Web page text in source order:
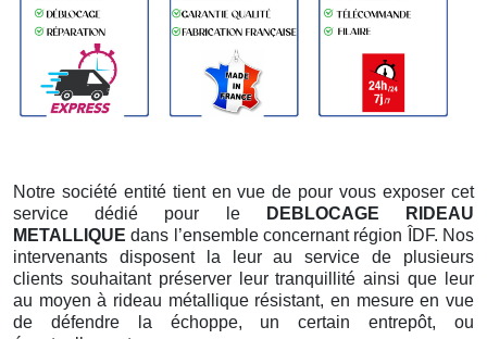
Notre société entité tient en vue de pour vous exposer cet
service dédié pour le
DEBLOCAGE RIDEAU
METALLIQUE dans l’ensemble concernant région ÎDF. Nos
intervenants disposent la leur au service de plusieurs
clients souhaitant préserver leur tranquillité ainsi que leur
au moyen à rideau métallique résistant, en mesure en vue
de défendre la échoppe, un certain entrepôt, ou